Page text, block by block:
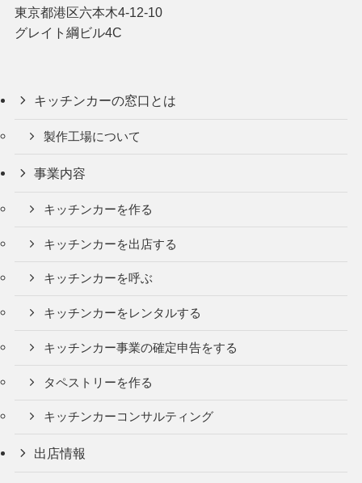
東京都港区六本木4-12-10
グレイト綱ビル4C
キッチンカーの窓口とは
製作工場について
事業内容
キッチンカーを作る
キッチンカーを出店する
キッチンカーを呼ぶ
キッチンカーをレンタルする
キッチンカー事業の確定申告をする
タペストリーを作る
キッチンカーコンサルティング
出店情報